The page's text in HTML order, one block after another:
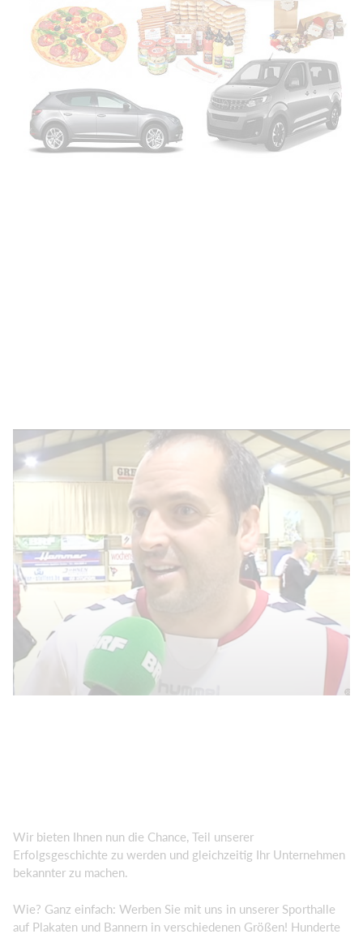
Wir bieten Ihnen nun die Chance, Teil unserer
Erfolgsgeschichte zu werden und gleichzeitig Ihr Unternehmen
bekannter zu machen.
Wie? Ganz einfach: Werben Sie mit uns in unserer Sporthalle
auf Plakaten und Bannern in verschiedenen Größen! Hunderte